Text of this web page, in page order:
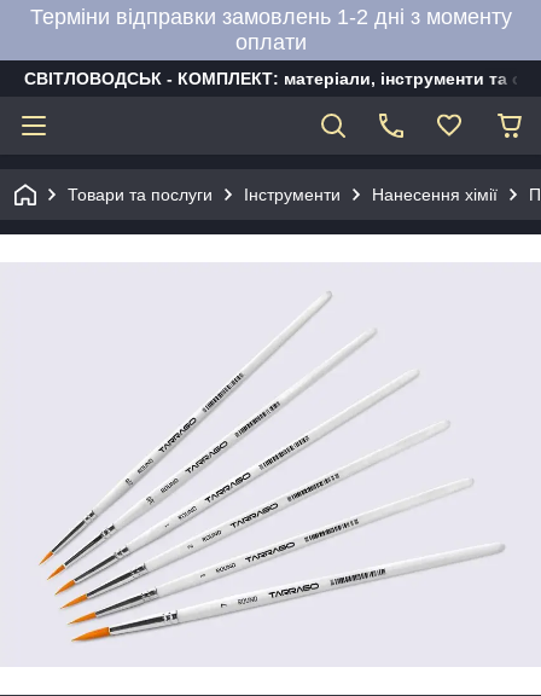
Терміни відправки замовлень 1-2 дні з моменту
оплати
СВІТЛОВОДСЬК - КОМПЛЕКТ: матеріали, інструменти та
Товари та послуги Інструменти Нанесення хімії